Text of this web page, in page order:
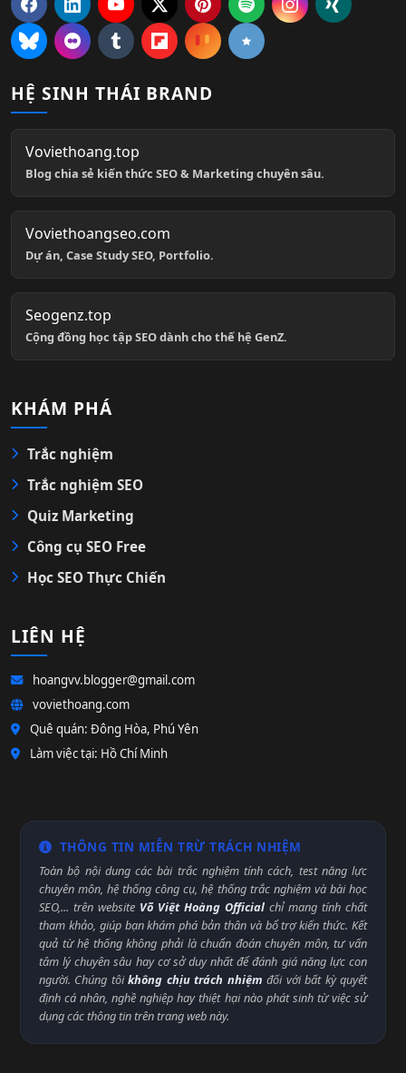
HỆ SINH THÁI BRAND
Voviethoang.top
Blog chia sẻ kiến thức SEO & Marketing chuyên sâu.
Voviethoangseo.com
Dự án, Case Study SEO, Portfolio.
Seogenz.top
Cộng đồng học tập SEO dành cho thế hệ GenZ.
KHÁM PHÁ
Trắc nghiệm
Trắc nghiệm SEO
Quiz Marketing
Công cụ SEO Free
Học SEO Thực Chiến
LIÊN HỆ
hoangvv.blogger@gmail.com
voviethoang.com
Quê quán: Đông Hòa, Phú Yên
Làm việc tại: Hồ Chí Minh
THÔNG TIN MIỄN TRỪ TRÁCH NHIỆM
Toàn bộ nội dung các bài trắc nghiệm tính cách, test năng lực
chuyên môn, hệ thống công cụ, hệ thống trắc nghiệm và bài học
SEO,... trên website Võ Việt Hoàng Official chỉ mang tính chất
tham khảo, giúp bạn khám phá bản thân và bổ trợ kiến thức. Kết
quả từ hệ thống không phải là chuẩn đoán chuyên môn, tư vấn
tâm lý chuyên sâu hay cơ sở duy nhất để đánh giá năng lực con
người. Chúng tôikhông chịu trách nhiệm đối với bất kỳ quyết
định cá nhân, nghề nghiệp hay thiệt hại nào phát sinh từ việc sử
dụng các thông tin trên trang web này.